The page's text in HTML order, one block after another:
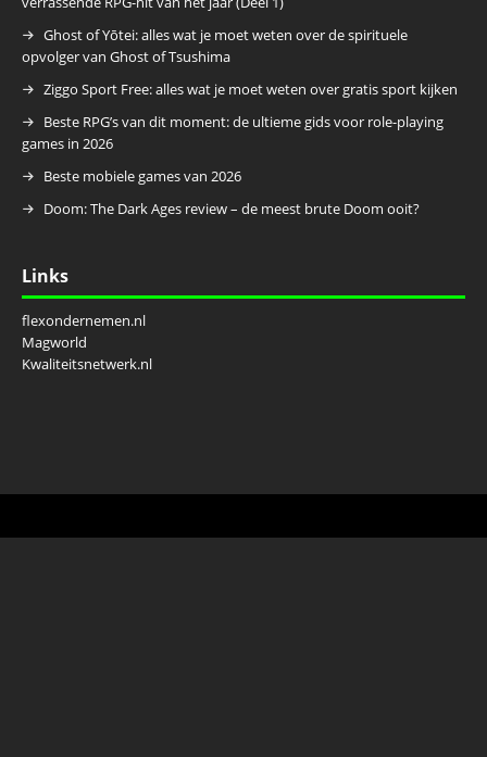
Ghost of Yōtei: alles wat je moet weten over de spirituele
opvolger van Ghost of Tsushima
Ziggo Sport Free: alles wat je moet weten over gratis sport kijken
Beste RPG’s van dit moment: de ultieme gids voor role-playing
games in 2026
Beste mobiele games van 2026
Doom: The Dark Ages review – de meest brute Doom ooit?
Links
flexondernemen.nl
Magworld
Kwaliteitsnetwerk.nl